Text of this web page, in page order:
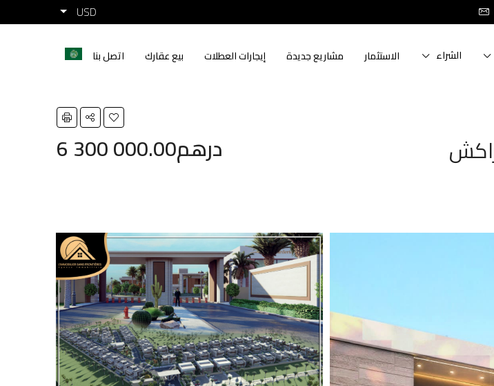
USD
الشراء الاستثمار مشاريع جديدة إيجارات العطلات بيع عقارك اتصل بنا
6 300 000.00درهم